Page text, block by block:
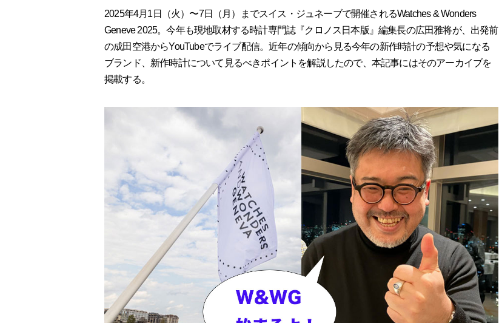
2025年4月1日（火）〜7日（月）までスイス・ジュネーブで開催されるWatches & Wonders
Geneve 2025。今年も現地取材する時計専門誌『クロノス日本版』編集長の広田雅将が、出発前
の成田空港からYouTubeでライブ配信。近年の傾向から見る今年の新作時計の予想や気になる
ブランド、新作時計について見るべきポイントを解説したので、本記事にはそのアーカイブを
掲載する。